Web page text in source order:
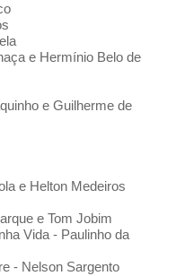
e Hermínio Belo de
e Guilherme de
e Helton Medeiros
e Tom Jobim
Vida - Paulinho da
- Nelson Sargento